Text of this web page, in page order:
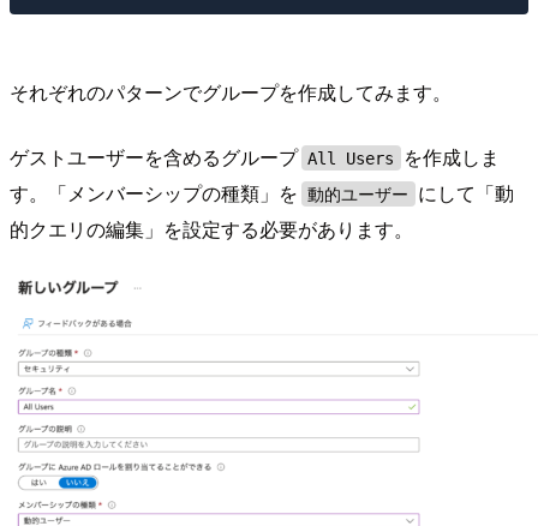
それぞれのパターンでグループを作成してみます。
ゲストユーザーを含めるグループ All Users
を作成しま
す。「メンバーシップの種類」を 動的ユーザー
にして「動
的クエリの編集」を設定する必要があります。